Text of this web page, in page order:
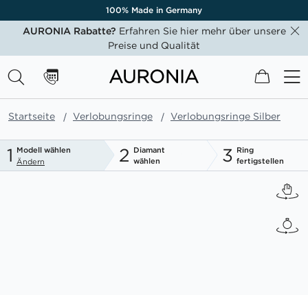
100% Made in Germany
AURONIA Rabatte? Erfahren Sie hier mehr über unsere
Preise und Qualität
Mein
Startseite Verlobungsringe Verlobungsringe Silber
1 Modell wählen
Ändern
2 Diamant
wählen
3 Ring
fertigstellen